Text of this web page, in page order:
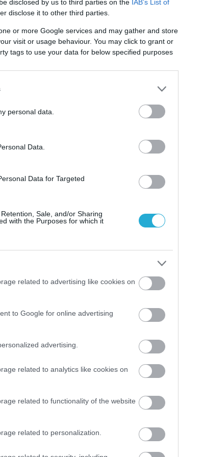
disclosed by us to third parties on the IAB’s List of
disclose it to other third parties.
or more Google services and may gather and store
visit or usage behaviour. You may click to grant or
tags to use your data for below specified purposes
personal data.
Data.
Data for Targeted
Sale, and/or Sharing
with the Purposes for which it
related to advertising like cookies on
to Google for online advertising
advertising.
related to analytics like cookies on
related to functionality of the website
related to personalization.
ότι είμαστε η καλύτερη ομάδα»
τον φέρνει πολύ κοντά στην κατάκτηση του
του δήλωσε ο Δημήτρης Καζάζης μετά
ενώ στη συνέχεια ζήτησε οι ομάδες της
προκειμένου να διεξαχθούν και οι
Σύρο, ο Ολυμπιακός 3-0 τον
και τη Σύρο, επικρατώντας 3-0 σετ του
και μαθηματικά Πρωταθλητής Ελλάδας.
Μεσόγεια για Ολυμπιακό
σαφέστατο προβάδισμα πρόκρισης εν όψει
το ερχόμενο Σάβββατο (03/04, 19:30)